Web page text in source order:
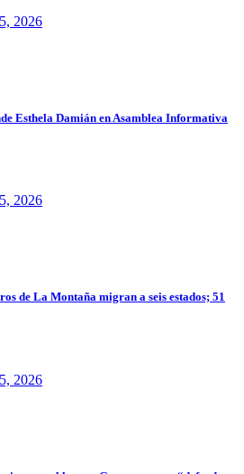
2026
Esthela Damián en Asamblea Informativa
2026
de La Montaña migran a seis estados; 51
2026